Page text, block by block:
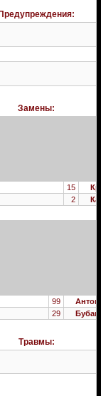
Предупреждения:
Замены:
15
2
99
29
Травмы: